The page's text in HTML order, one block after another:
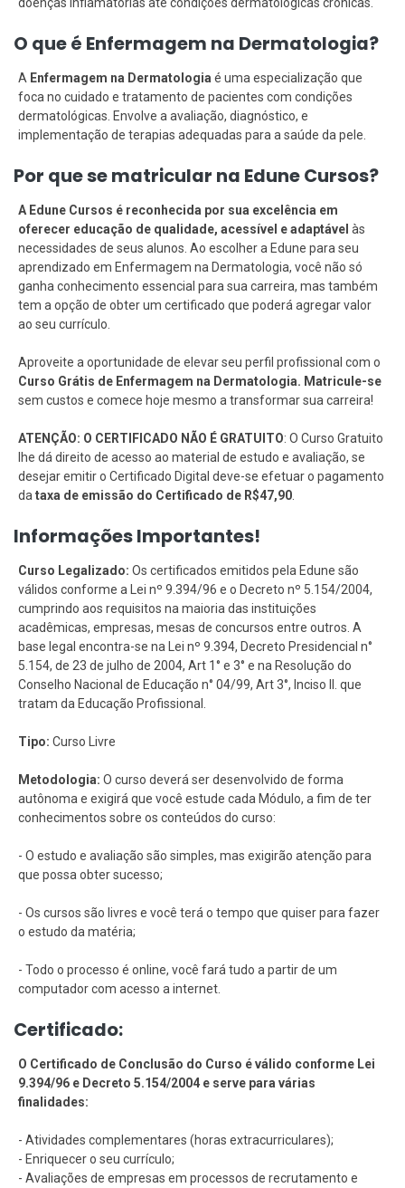
O que é Enfermagem na Dermatologia?
A Enfermagem na Dermatologia é uma especialização que
foca no cuidado e tratamento de pacientes com condições
dermatológicas. Envolve a avaliação, diagnóstico, e
implementação de terapias adequadas para a saúde da pele.
Por que se matricular na Edune Cursos?
A Edune Cursos é reconhecida por sua excelência em
oferecer educação de qualidade, acessível e adaptável às
necessidades de seus alunos. Ao escolher a Edune para seu
aprendizado em Enfermagem na Dermatologia, você não só
ganha conhecimento essencial para sua carreira, mas também
tem a opção de obter um certificado que poderá agregar valor
ao seu currículo.
Aproveite a oportunidade de elevar seu perfil profissional com o
Curso Grátis de Enfermagem na Dermatologia. Matricule-se
sem custos e comece hoje mesmo a transformar sua carreira!
ATENÇÃO: O CERTIFICADO NÃO É GRATUITO: O Curso Gratuito
lhe dá direito de acesso ao material de estudo e avaliação, se
desejar emitir o Certificado Digital deve-se efetuar o pagamento
da taxa de emissão do Certificado de R$47,90
Informações Importantes!
Curso Legalizado: Os certificados emitidos pela Edune são
válidos conforme a Lei nº 9.394/96 e o Decreto nº 5.154/2004,
cumprindo aos requisitos na maioria das instituições
acadêmicas, empresas, mesas de concursos entre outros. A
base legal encontra-se na Lei nº 9.394, Decreto Presidencial n°
5.154, de 23 de julho de 2004, Art 1° e 3° e na Resolução do
Conselho Nacional de Educação n° 04/99, Art 3°, Inciso II. que
tratam da Educação Profissional.
Tipo: Curso Livre
Metodologia: O curso deverá ser desenvolvido de forma
autônoma e exigirá que você estude cada Módulo, a fim de ter
conhecimentos sobre os conteúdos do curso:
- O estudo e avaliação são simples, mas exigirão atenção para
que possa obter sucesso;
- Os cursos são livres e você terá o tempo que quiser para fazer
o estudo da matéria;
- Todo o processo é online, você fará tudo a partir de um
computador com acesso a internet.
Certificado:
O Certificado de Conclusão do Curso é válido conforme Lei
9.394/96 e Decreto 5.154/2004 e serve para várias
finalidades:
- Atividades complementares (horas extracurriculares);
- Enriquecer o seu currículo;
- Avaliações de empresas em processos de recrutamento e